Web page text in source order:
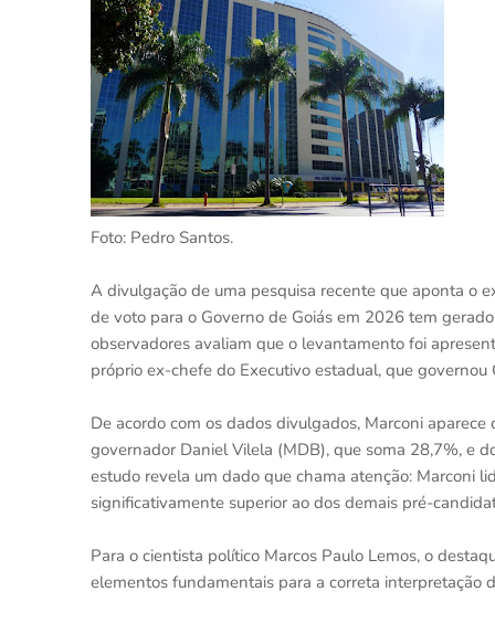
Foto: Pedro Santos.
A divulgação de uma pesquisa recente que aponta o
de voto para o Governo de Goiás em 2026 tem
observadores avaliam que o levantamento foi
próprio ex-chefe do Executivo estadual, que
De acordo com os dados divulgados, Marconi
governador Daniel Vilela (MDB), que soma 28,7%, e
estudo revela um dado que chama atenção: Marconi
significativamente superior ao dos demais pré-
Para o cientista político Marcos Paulo Lemos, o
elementos fundamentais para a correta interpretação